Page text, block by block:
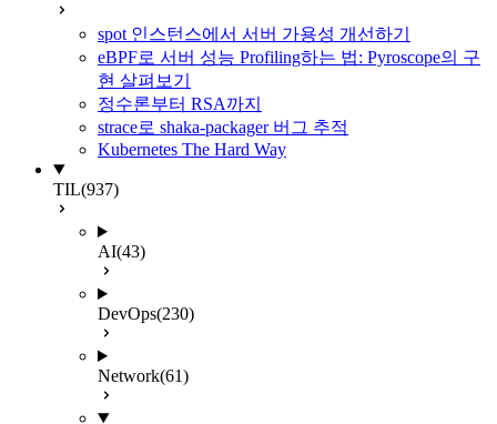
spot 인스턴스에서 서버 가용성 개선하기
eBPF로 서버 성능 Profiling하는 법: Pyroscope의 구
현 살펴보기
정수론부터 RSA까지
strace로 shaka-packager 버그 추적
Kubernetes The Hard Way
TIL(937)
AI(43)
DevOps(230)
Network(61)